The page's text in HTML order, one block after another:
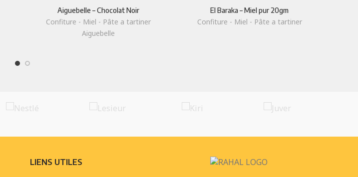
Aiguebelle – Chocolat Noir
Confiture - Miel - Pâte a tartiner
Aiguebelle
El Baraka – Miel pur 20gm
Confiture - Miel - Pâte a tartiner
LIENS UTILES